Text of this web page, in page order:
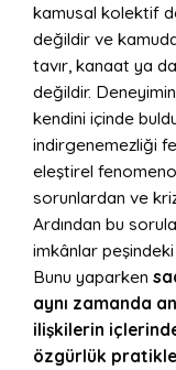
kamusal kolektif
değildir ve
tavır, kanaat ya
değildir.
kendini içinde
indirgenemezliği
eleştirel
sorunlardan ve
Ardından bu
imkânlar peşindeki
Bunu yaparken
aynı zamanda
ilişkilerin
özgürlük